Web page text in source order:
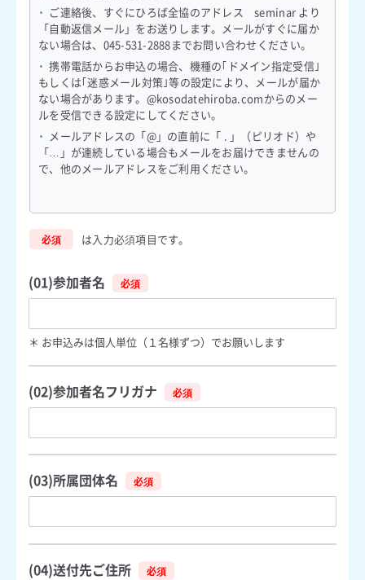
ご連絡後、すぐにひろば全協のアドレス seminar より
「自動返信メール」をお送りします。メールがすぐに届か
ない場合は、045-531-2888までお問い合わせください。
携帯電話からお申込の場合、機種の｢ドメイン指定受信｣
もしくは｢迷惑メール対策｣等の設定により、メールが届か
ない場合があります。@kosodatehiroba.comからのメー
ルを受信できる設定にしてください。
メールアドレスの「@」の直前に「 . 」（ピリオド）や
「…」が連続している場合もメールをお届けできませんの
で、他のメールアドレスをご利用ください。
必須 は入力必須項目です。
(01)参加者名
＊ お申込みは個人単位（１名様ずつ）でお願いします
(02)参加者名フリガナ
(03)所属団体名
(04)送付先ご住所